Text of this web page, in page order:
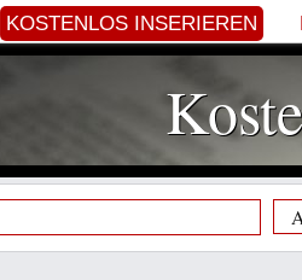
KOSTENLOS INSERIEREN